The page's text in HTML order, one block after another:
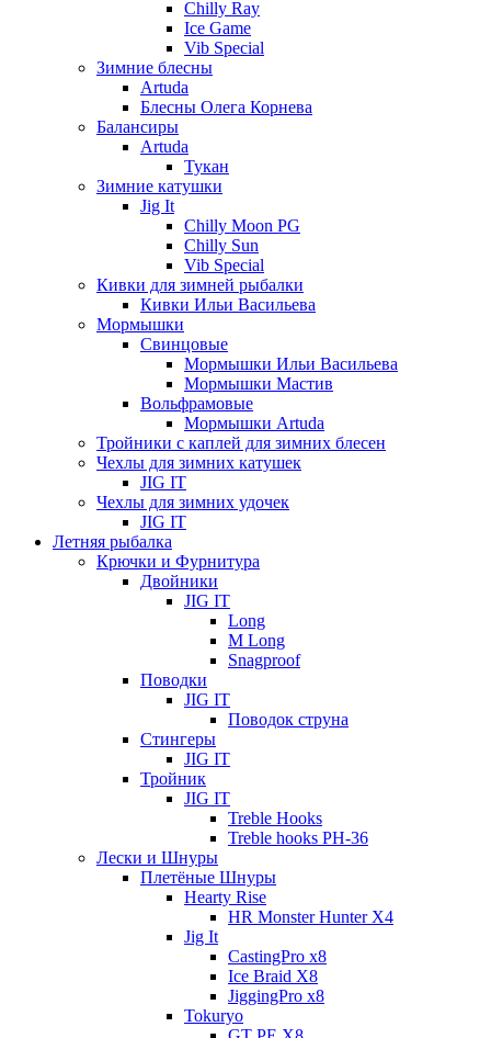
Chilly Ray
Ice Game
Vib Special
Зимние блесны
Artuda
Блесны Олега Корнева
Балансиры
Artuda
Тукан
Зимние катушки
Jig It
Chilly Moon PG
Chilly Sun
Vib Special
Кивки для зимней рыбалки
Кивки Ильи Васильева
Мормышки
Свинцовые
Мормышки Ильи Васильева
Мормышки Мастив
Вольфрамовые
Мормышки Artuda
Тройники с каплей для зимних блесен
Чехлы для зимних катушек
JIG IT
Чехлы для зимних удочек
JIG IT
Летняя рыбалка
Крючки и Фурнитура
Двойники
JIG IT
Long
M Long
Snagproof
Поводки
JIG IT
Поводок струна
Стингеры
JIG IT
Тройник
JIG IT
Treble Hooks
Treble hooks PH-36
Лески и Шнуры
Плетёные Шнуры
Hearty Rise
HR Monster Hunter X4
Jig It
CastingPro x8
Ice Braid X8
JiggingPro x8
Tokuryo